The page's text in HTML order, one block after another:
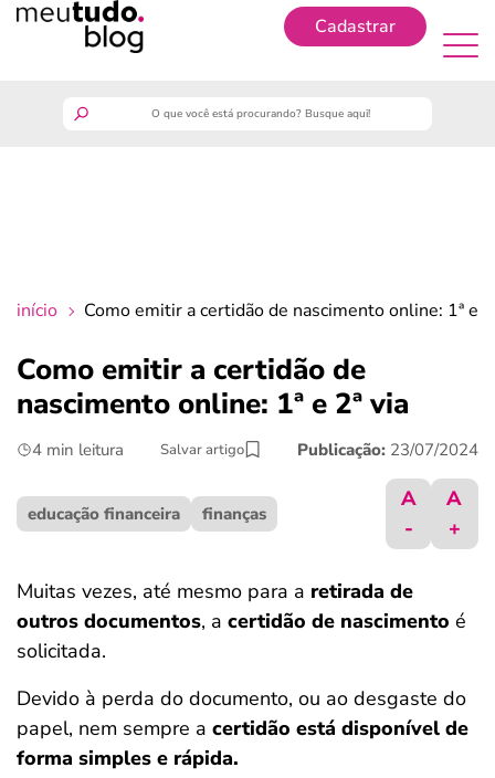
Cadastrar
crédito fácil
últimas notícias
ferramentas
início Como emitir a certidão de nascimento online: 1ª e
Como emitir a certidão de
nascimento online: 1ª e 2ª via
4 min leitura Salvar artigo Publicação: 23/07/2024
educação financeira finanças
A
-
A
+
Muitas vezes, até mesmo para a retirada de
outros documentos, a certidão de nascimento é
solicitada.
Devido à perda do documento, ou ao desgaste do
papel, nem sempre a certidão está disponível de
forma simples e rápida.